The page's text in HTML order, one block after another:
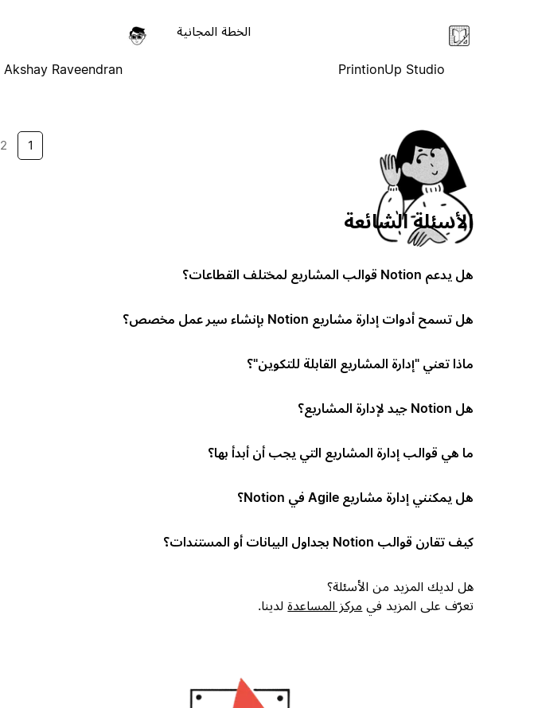
PrintionUp Studio
الخطة المجانية
Akshay Raveendran
1
2
الأسئلة الشائعة
هل يدعم Notion قوالب المشاريع لمختلف القطاعات؟
هل تسمح أدوات إدارة مشاريع Notion بإنشاء سير عمل مخصص؟
ماذا تعني "إدارة المشاريع القابلة للتكوين"؟
هل Notion جيد لإدارة المشاريع؟
ما هي قوالب إدارة المشاريع التي يجب أن أبدأ بها؟
هل يمكنني إدارة مشاريع Agile في Notion؟
كيف تقارن قوالب Notion بجداول البيانات أو المستندات؟
هل لديك المزيد من الأسئلة؟
تعرّف على المزيد في مركز المساعدةلدينا.